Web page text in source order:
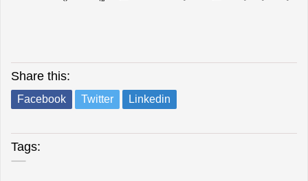
Share this:
Facebook Twitter Linkedin
Tags: